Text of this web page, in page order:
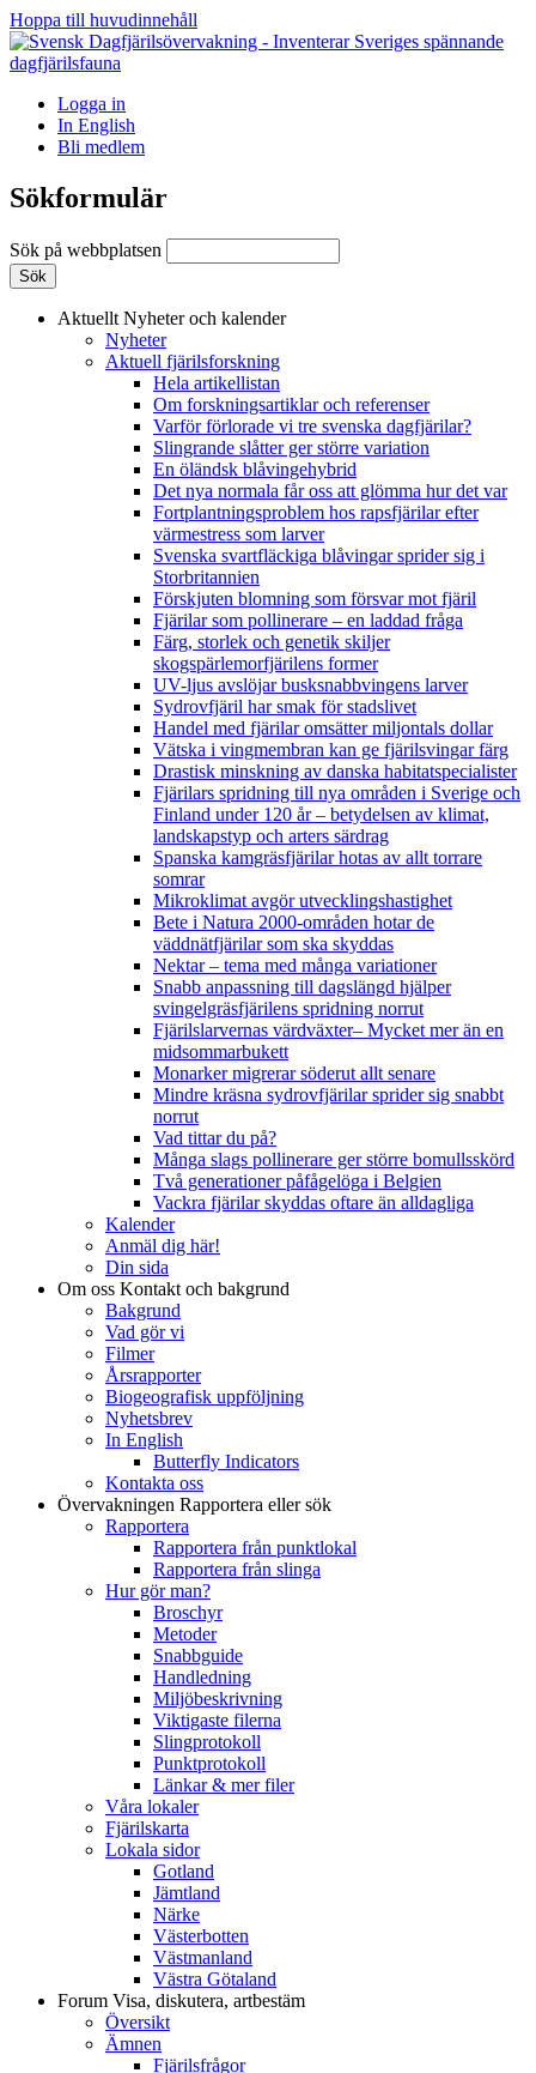
Hoppa till huvudinnehåll
Logga in
In English
Bli medlem
Sökformulär
Sök på webbplatsen
Aktuellt Nyheter och kalender
Nyheter
Aktuell fjärilsforskning
Hela artikellistan
Om forskningsartiklar och referenser
Varför förlorade vi tre svenska dagfjärilar?
Slingrande slåtter ger större variation
En öländsk blåvingehybrid
Det nya normala får oss att glömma hur det var
Fortplantningsproblem hos rapsfjärilar efter
värmestress som larver
Svenska svartfläckiga blåvingar sprider sig i
Storbritannien
Förskjuten blomning som försvar mot fjäril
Fjärilar som pollinerare – en laddad fråga
Färg, storlek och genetik skiljer
skogspärlemorfjärilens former
UV-ljus avslöjar busksnabbvingens larver
Sydrovfjäril har smak för stadslivet
Handel med fjärilar omsätter miljontals dollar
Vätska i vingmembran kan ge fjärilsvingar färg
Drastisk minskning av danska habitatspecialister
Fjärilars spridning till nya områden i Sverige och
Finland under 120 år– betydelsen av klimat,
landskapstyp och arters särdrag
Spanska kamgräsfjärilar hotas av allt torrare
somrar
Mikroklimat avgör utvecklingshastighet
Bete i Natura 2000-områden hotar de
väddnätfjärilar som ska skyddas
Nektar – tema med många variationer
Snabb anpassning till dagslängd hjälper
svingelgräsfjärilens spridning norrut
Fjärilslarvernas värdväxter– Mycket mer än en
midsommarbukett
Monarker migrerar söderut allt senare
Mindre kräsna sydrovfjärilar sprider sig snabbt
norrut
Vad tittar du på?
Många slags pollinerare ger större bomullsskörd
Två generationer påfågelöga i Belgien
Vackra fjärilar skyddas oftare än alldagliga
Kalender
Anmäl dig här!
Din sida
Om oss Kontakt och bakgrund
Bakgrund
Vad gör vi
Filmer
Årsrapporter
Biogeografisk uppföljning
Nyhetsbrev
In English
Butterfly Indicators
Kontakta oss
Övervakningen Rapportera eller sök
Rapportera
Rapportera från punktlokal
Rapportera från slinga
Hur gör man?
Broschyr
Metoder
Snabbguide
Handledning
Miljöbeskrivning
Viktigaste filerna
Slingprotokoll
Punktprotokoll
Länkar & mer filer
Våra lokaler
Fjärilskarta
Lokala sidor
Gotland
Jämtland
Närke
Västerbotten
Västmanland
Västra Götaland
Forum Visa, diskutera, artbestäm
Översikt
Ämnen
Fjärilsfrågor